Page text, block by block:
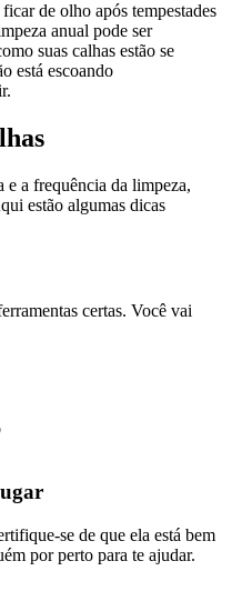
de olho após tempestades
anual pode ser
suas calhas estão se
está escoando
e a frequência da limpeza,
estão algumas dicas
certas. Você vai
se de que ela está bem
por perto para te ajudar.